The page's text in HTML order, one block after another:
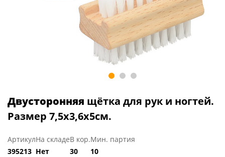
Двусторонняя щётка для рук и ногтей.
Размер 7,5х3,6х5см.
Артикул
395213
На складе
Нет
В кор.
30
Мин. партия
10